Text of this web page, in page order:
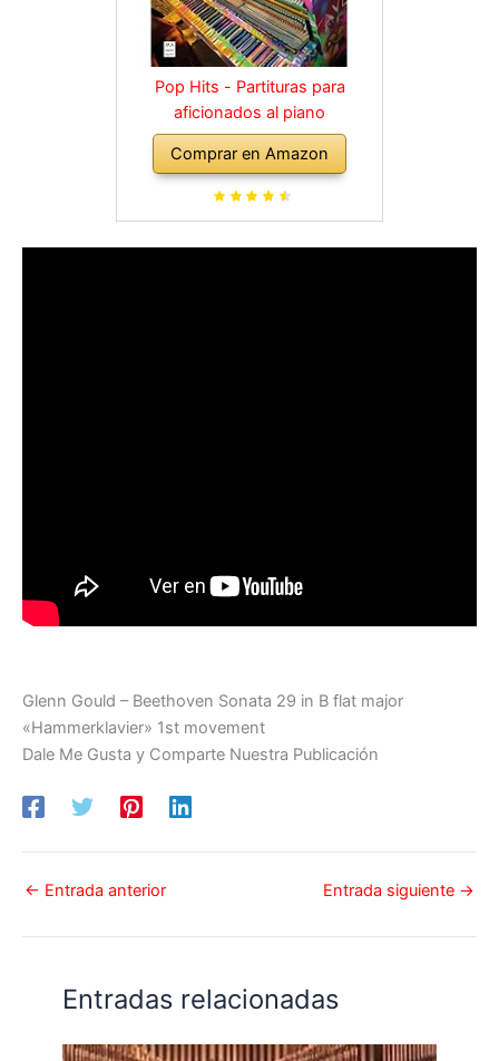
Pop Hits - Partituras para
aficionados al piano
Comprar en Amazon
Glenn Gould – Beethoven Sonata 29 in B flat major
«Hammerklavier» 1st movement
Dale Me Gusta y Comparte Nuestra Publicación
← Entrada anterior Entrada siguiente →
Entradas relacionadas